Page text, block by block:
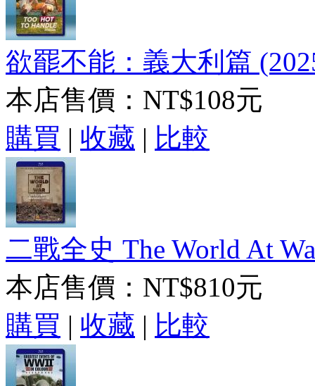
欲罷不能：義大利篇
本店售價： NT$108元
購買 | 收藏 | 比較
二戰全史 The World At
本店售價： NT$810元
購買 | 收藏 | 比較